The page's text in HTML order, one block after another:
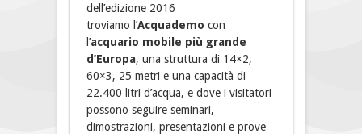
dell’edizione 2016
troviamo l’Acquademo con
l’acquario mobile più grande
d’Europa, una struttura di 14×2,
60×3, 25 metri e una capacità di
22.400 litri d’acqua, e dove i visitatori
possono seguire seminari,
dimostrazioni, presentazioni e prove